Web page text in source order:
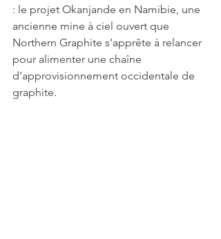
: le projet Okanjande en Namibie, une
ancienne mine à ciel ouvert que
Northern Graphite s’apprête à relancer
pour alimenter une chaîne
d’approvisionnement occidentale de
graphite.